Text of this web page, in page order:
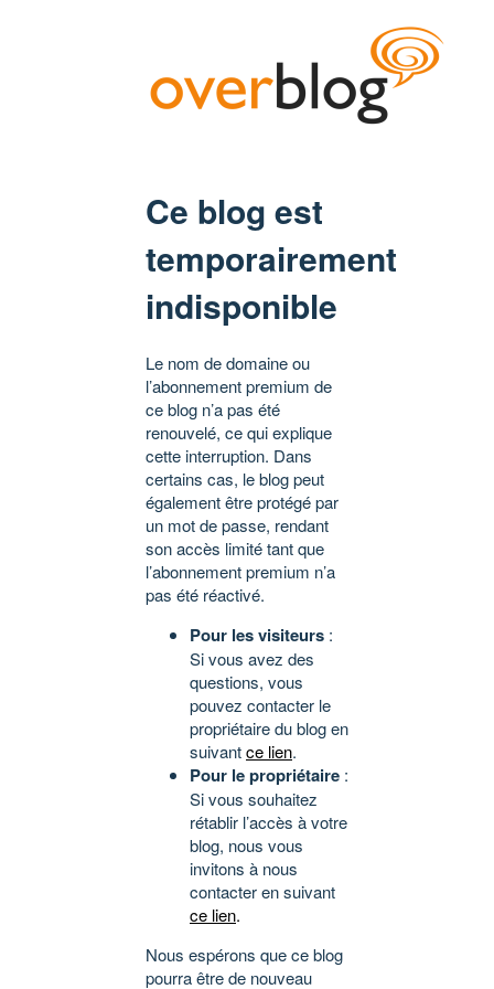
Ce blog est
temporairement
indisponible
Le nom de domaine ou
l’abonnement premium de
ce blog n’a pas été
renouvelé, ce qui explique
cette interruption. Dans
certains cas, le blog peut
également être protégé par
un mot de passe, rendant
son accès limité tant que
l’abonnement premium n’a
pas été réactivé.
Pour les visiteurs :
Si vous avez des
questions, vous
pouvez contacter le
propriétaire du blog en
suivantce lien.
Pour le propriétaire :
Si vous souhaitez
rétablir l’accès à votre
blog, nous vous
invitons à nous
contacter en suivant
ce lien.
Nous espérons que ce blog
pourra être de nouveau